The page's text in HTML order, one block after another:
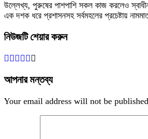
উল্লেখ্য, পুরুষের পাশপাশি সকল কাজ করলেও
এক দশক ধরে প্রশাসনসহ সর্বমহলের প্রচেষ্টায়
নিউজটি শেয়ার করুন
আপনার মন্তব্য
Your email address will not be